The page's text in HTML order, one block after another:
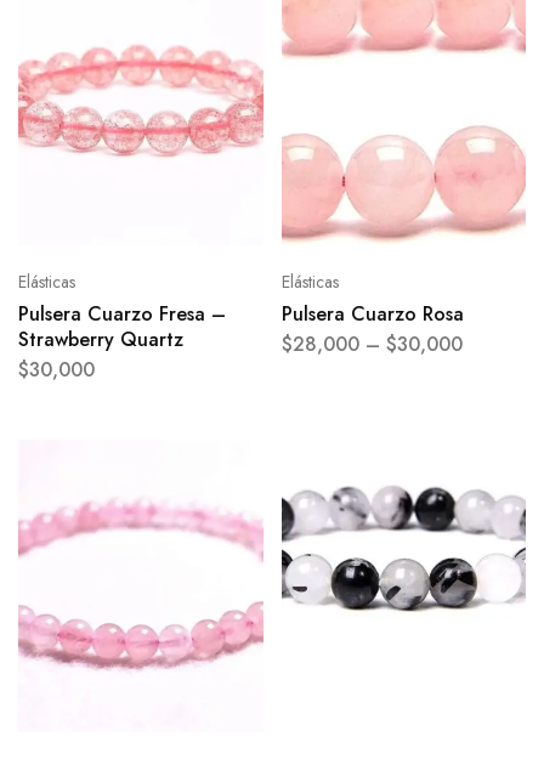
Elásticas
Pulsera Cuarzo Fresa –
Strawberry Quartz
$30,000
Elásticas
Pulsera Cuarzo Rosa
$28,000 – $30,000